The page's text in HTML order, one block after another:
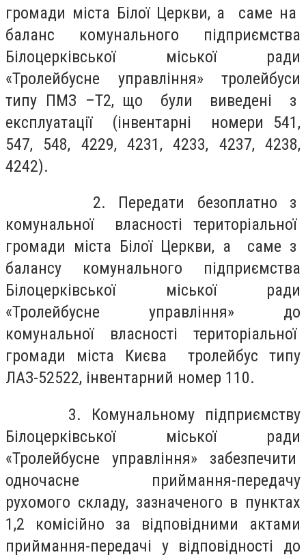
громади міста Білої Церкви, а саме на
баланс комунального підприємства
Білоцерківської міської ради
«Тролейбусне управління» тролейбуси
типу ПМЗ –Т2, що були виведені з
експлуатації (інвентарні номери 541,
547, 548, 4229, 4231, 4233, 4237, 4238,
4242).
2. Передати безоплатно з
комунальної власності територіальної
громади міста Білої Церкви, а саме з
балансу комунального підприємства
Білоцерківської міської ради
«Тролейбусне управління» до
комунальної власності територіальної
громади міста Києва тролейбус типу
ЛАЗ-52522, інвентарний номер 110.
3. Комунальному підприємству
Білоцерківської міської ради
«Тролейбусне управління» забезпечити
одночасне приймання-передачу
рухомого складу, зазначеного в пунктах
1,2 комісійно за відповідними актами
приймання-передачі у відповідності до